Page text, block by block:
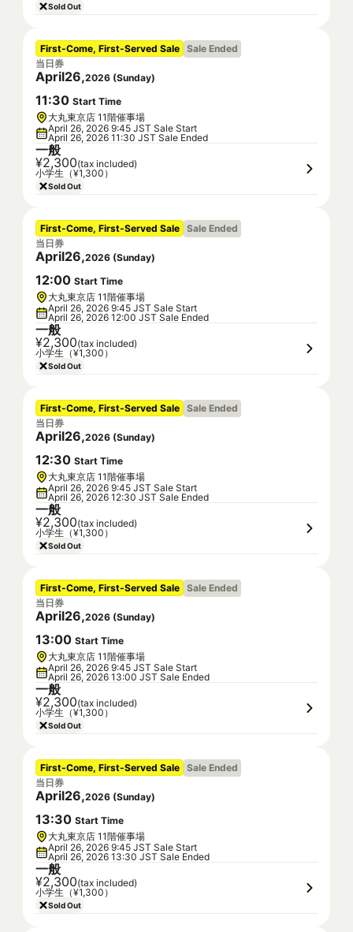
Sold Out
First-Come, First-Served Sale Sale Ended
当日券
April26,2026 (Sunday)
11:30 Start Time
大丸東京店 11階催事場
April 26, 2026 9:45 JST Sale Start
April 26, 2026 11:30 JST Sale Ended
一般
¥2,300(tax included)
小学生（¥1,300）
Sold Out
First-Come, First-Served Sale Sale Ended
当日券
April26,2026 (Sunday)
12:00 Start Time
大丸東京店 11階催事場
April 26, 2026 9:45 JST Sale Start
April 26, 2026 12:00 JST Sale Ended
一般
¥2,300(tax included)
小学生（¥1,300）
Sold Out
First-Come, First-Served Sale Sale Ended
当日券
April26,2026 (Sunday)
12:30 Start Time
大丸東京店 11階催事場
April 26, 2026 9:45 JST Sale Start
April 26, 2026 12:30 JST Sale Ended
一般
¥2,300(tax included)
小学生（¥1,300）
Sold Out
First-Come, First-Served Sale Sale Ended
当日券
April26,2026 (Sunday)
13:00 Start Time
大丸東京店 11階催事場
April 26, 2026 9:45 JST Sale Start
April 26, 2026 13:00 JST Sale Ended
一般
¥2,300(tax included)
小学生（¥1,300）
Sold Out
First-Come, First-Served Sale Sale Ended
当日券
April26,2026 (Sunday)
13:30 Start Time
大丸東京店 11階催事場
April 26, 2026 9:45 JST Sale Start
April 26, 2026 13:30 JST Sale Ended
一般
¥2,300(tax included)
小学生（¥1,300）
Sold Out